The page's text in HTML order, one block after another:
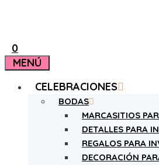
0
MENÚ
CELEBRACIONES
BODAS
MARCASITIOS
DETALLES PARA
REGALOS PARA
DECORACIÓN